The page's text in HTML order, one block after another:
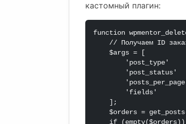
кастомный плагин:
function